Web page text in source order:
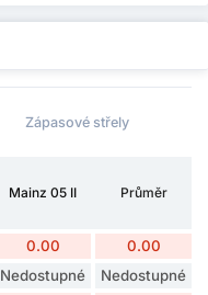
Zápasové střely
Mainz 05 II Průměr
0.00 0.00
Nedostupné Nedostupné